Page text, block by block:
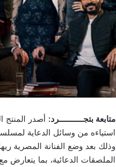
متابعة بتجــــــــــرد: أصدر المنتج
استياءه من وسائل الدعاية
وذلك بعد وضع الفنانة المصرية
الملصقات الدعائية، بما يتعارض